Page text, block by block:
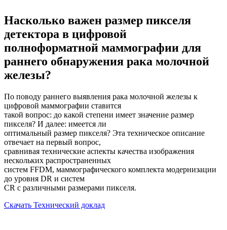
Насколько важен размер пикселя
детектора в цифровой
полноформатной маммографии для
раннего обнаружения рака молочной
железы?
По поводу раннего выявления рака молочной железы к
цифровой маммографии ставится
такой вопрос: до какой степени имеет значение размер
пикселя? И далее: имеется ли
оптимальный размер пикселя? Эта техническое описание
отвечает на первый вопрос,
сравнивая технические аспекты качества изображения
нескольких распространенных
систем FFDM, маммографического комплекта модернизации
до уровня DR и систем
CR с различными размерами пикселя.
Скачать Технический доклад